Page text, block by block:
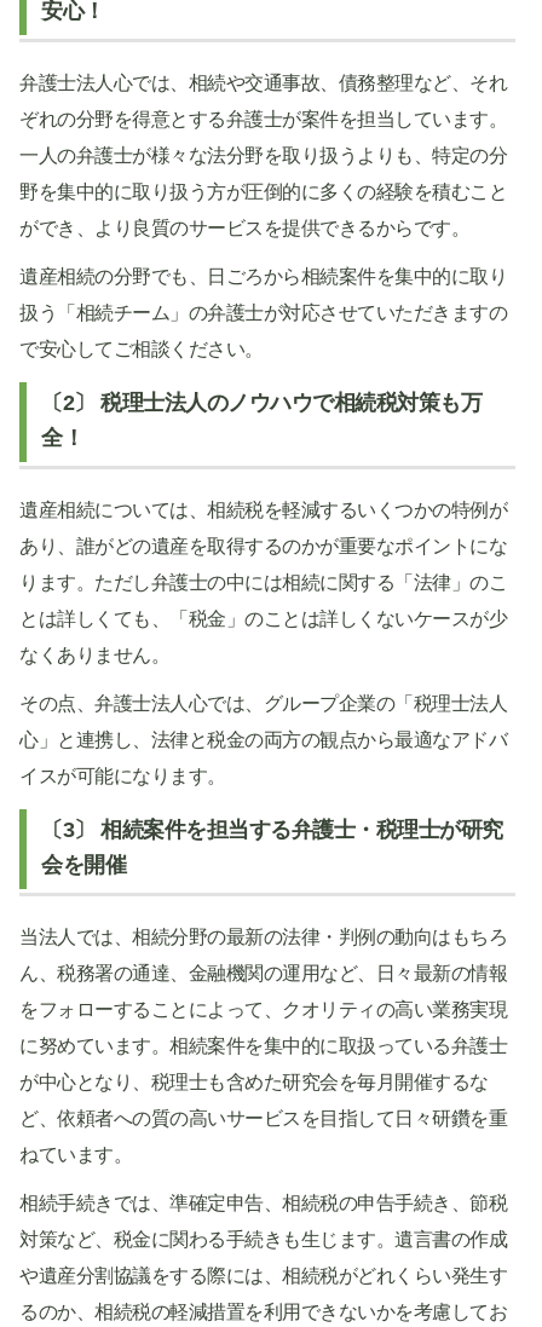
安心！
弁護士法人心では、相続や交通事故、債務整理など、それ
ぞれの分野を得意とする弁護士が案件を担当しています。
一人の弁護士が様々な法分野を取り扱うよりも、特定の分
野を集中的に取り扱う方が圧倒的に多くの経験を積むこと
ができ、より良質のサービスを提供できるからです。
遺産相続の分野でも、日ごろから相続案件を集中的に取り
扱う「相続チーム」の弁護士が対応させていただきますの
で安心してご相談ください。
〔2〕 税理士法人のノウハウで相続税対策も万
全！
遺産相続については、相続税を軽減するいくつかの特例が
あり、誰がどの遺産を取得するのかが重要なポイントにな
ります。ただし弁護士の中には相続に関する「法律」のこ
とは詳しくても、「税金」のことは詳しくないケースが少
なくありません。
その点、弁護士法人心では、グループ企業の「税理士法人
心」と連携し、法律と税金の両方の観点から最適なアドバ
イスが可能になります。
〔3〕 相続案件を担当する弁護士・税理士が研究
会を開催
当法人では、相続分野の最新の法律・判例の動向はもちろ
ん、税務署の通達、金融機関の運用など、日々最新の情報
をフォローすることによって、クオリティの高い業務実現
に努めています。相続案件を集中的に取扱っている弁護士
が中心となり、税理士も含めた研究会を毎月開催するな
ど、依頼者への質の高いサービスを目指して日々研鑽を重
ねています。
相続手続きでは、準確定申告、相続税の申告手続き、節税
対策など、税金に関わる手続きも生じます。遺言書の作成
や遺産分割協議をする際には、相続税がどれくらい発生す
るのか、相続税の軽減措置を利用できないかを考慮してお